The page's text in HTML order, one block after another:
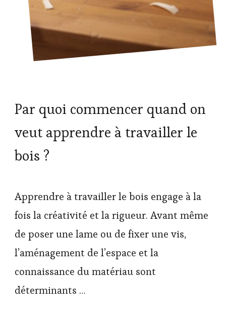
Par quoi commencer quand on
veut apprendre à travailler le
bois ?
Apprendre à travailler le bois engage à la
fois la créativité et la rigueur. Avant même
de poser une lame ou de fixer une vis,
l’aménagement de l’espace et la
connaissance du matériau sont
déterminants …